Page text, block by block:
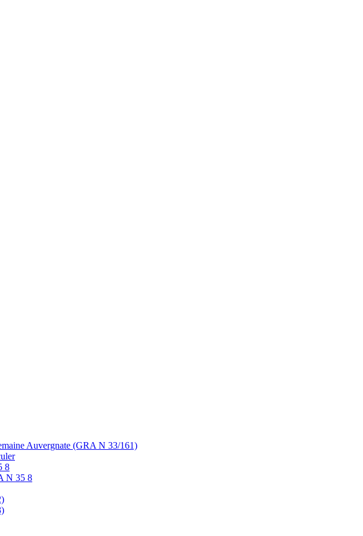
Auvergnate (GRA N 33/161)
8
N 35 8